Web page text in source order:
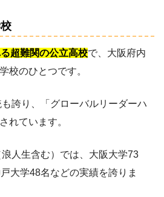
超難関の公立高校で、大阪府内
校のひとつです。
誇り、「グローバルリーダーハ
れています。
人生含む）では、大阪大学73
大学48名などの実績を誇りま